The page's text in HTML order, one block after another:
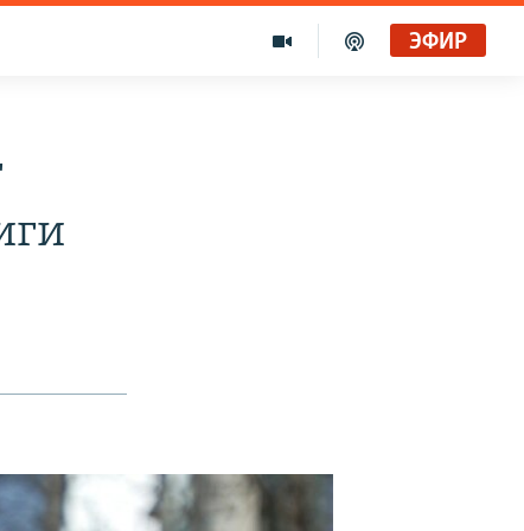
ЭФИР